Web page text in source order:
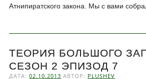
Атнипиратского закона. Мы с вами
ТЕОРИЯ БОЛЬШОГО
СЕЗОН 2 ЭПИЗОД 7
ДАТА:02.10.2013 АВТОР: PLUSHEV